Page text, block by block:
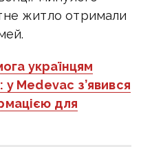
житло отримали
українцям
Medevac з’явився
для